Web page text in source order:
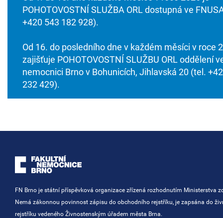
POHOTOVOSTNÍ SLUŽBA ORL dostupná ve
+420 543 182 928).
Od 16. do posledního dne v každém měsíci v roce
zajišťuje POHOTOVOSTNÍ SLUŽBU ORL oddělení
nemocnici Brno v Bohunicích, Jihlavská 20 (tel.
232 429).
FN Brno je státní příspěvková organizace zřízená rozhodnutím Ministerstva
Nemá zákonnou povinnost zápisu do obchodního rejstříku, je zapsána do
rejstříku vedeného Živnostenským úřadem města Brna.